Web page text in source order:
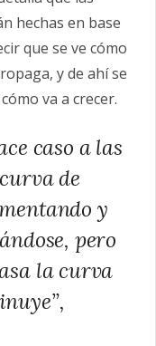
hechas en base
que se ve cómo
y de ahí se
va a crecer.
caso a las
de
y
pero
la curva